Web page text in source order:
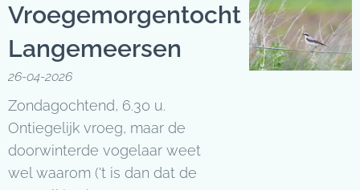
Vroegemorgentocht
Langemeersen
26-04-2026
Zondagochtend, 6.30 u.
Ontiegelijk vroeg, maar de
doorwinterde vogelaar weet
wel waarom ('t is dan dat de